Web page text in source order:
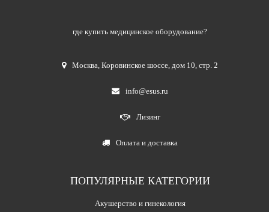
где купить медицинское оборудование?
Москва,Коровинское шоссе, дом 10, стр. 2
info@esus.ru
Лизинг
Оплата и доставка
ПОПУЛЯРНЫЕ КАТЕГОРИИ
Акушерство и гинекология